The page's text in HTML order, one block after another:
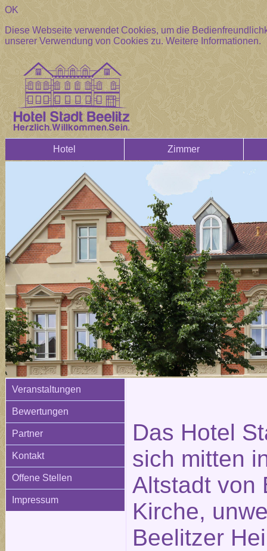
OK
Diese Webseite verwendet Cookies, um die
unserer Verwendung von Cookies zu.Weitere Informationen.
Hotel Zimmer
Veranstaltungen
Bewertungen
Partner
Kontakt
Offene Stellen
Impressum
Das Hotel
sich mitten
Altstadt von
Kirche,
Beelitzer